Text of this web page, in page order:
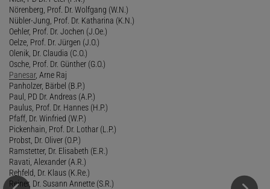
Nörenberg, Prof. Dr. Wolfgang (W.N.)
Nübler-Jung, Prof. Dr. Katharina (K.N.)
Oehler, Prof. Dr. Jochen (J.Oe.)
Oelze, Prof. Dr. Jürgen (J.O.)
Olenik, Dr. Claudia (C.O.)
Osche, Prof. Dr. Günther (G.O.)
Panesar, Arne Raj
Panholzer, Bärbel (B.P.)
Paul, PD Dr. Andreas (A.P.)
Paulus, Prof. Dr. Hannes (H.P.)
Pfaff, Dr. Winfried (W.P.)
Pickenhain, Prof. Dr. Lothar (L.P.)
Probst, Dr. Oliver (O.P.)
Ramstetter, Dr. Elisabeth (E.R.)
Ravati, Alexander (A.R.)
Rehfeld, Dr. Klaus (K.Re.)
Reiner, Dr. Susann Annette (S.R.)